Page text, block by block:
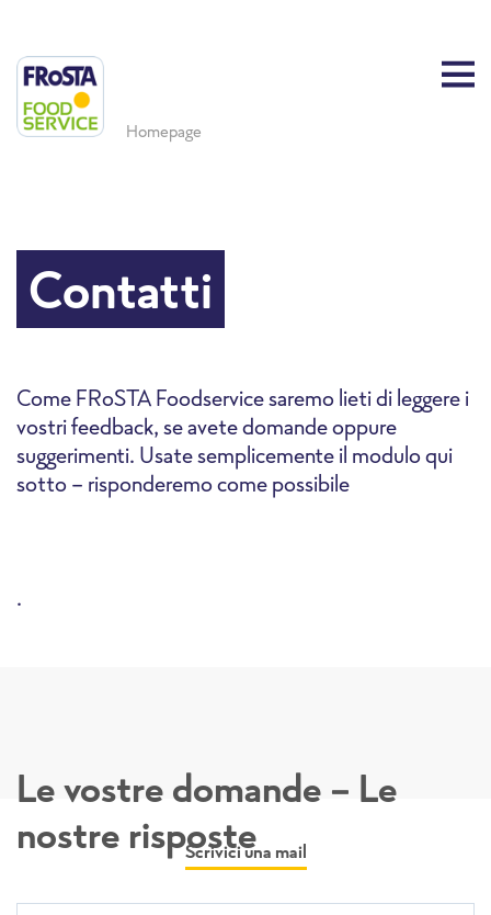
Homepage
Contatti
Come FRoSTA Foodservice saremo lieti di leggere i
vostri feedback, se avete domande oppure
suggerimenti. Usate semplicemente il modulo qui
sotto - risponderemo come possibile
.
Le vostre domande - Le
nostre risposte
Scrivici una mail